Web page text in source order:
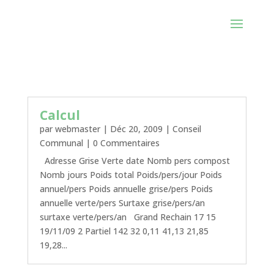
Calcul
par webmaster| Déc 20, 2009 | Conseil
Communal | 0 Commentaires
Adresse Grise Verte date Nomb pers compost
Nomb jours Poids total Poids/pers/jour Poids
annuel/pers Poids annuelle grise/pers Poids
annuelle verte/pers Surtaxe grise/pers/an
surtaxe verte/pers/an Grand Rechain 17 15
19/11/09 2 Partiel 142 32 0,11 41,13 21,85
19,28...